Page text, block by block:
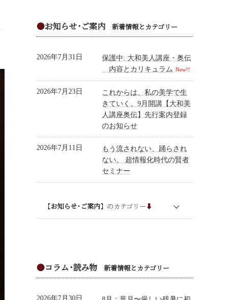
●お知らせ･ご案内 新着情報とカテゴリー
2026年7月31日
保護中: 大和美人講座・奥伝
内容とカリキュラム New!!
2026年7月23日
これからは、私の美学で生
きていく。9月開講【大和美
人講座奥伝】先行案内登録
のお知らせ
2026年7月11日
もう流されない、踊らされ
ない。 超情報化時代の賢者
セミナー
【お知らせ･ご案内】のカテゴリー⬇︎
- 和敬美学の会
●コラム･読み物 新着情報とカテゴリー
2026年7月30日